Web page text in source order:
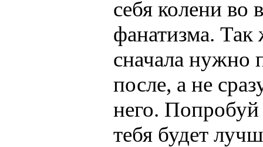
себя колени во
фанатизма. Так
сначала нужно
после, а не
него.
тебя будет